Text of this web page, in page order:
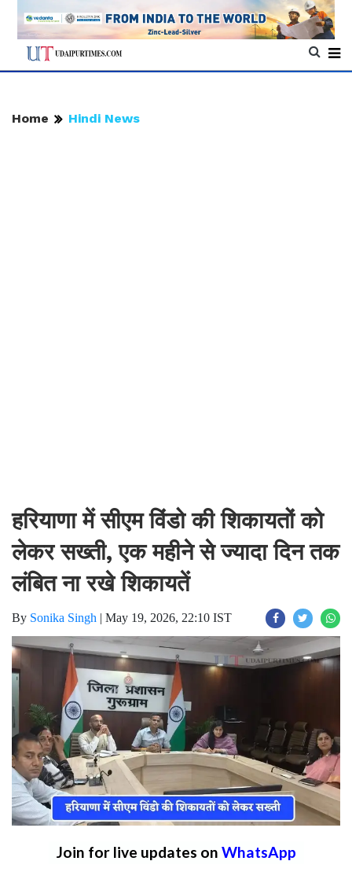
Home Hindi News
हरियाणा में सीएम विंडो की शिकायतों को
लेकर सख्ती, एक महीने से ज्यादा दिन तक
लंबित ना रखे शिकायतें
By Sonika Singh | May 19, 2026, 22:10 IST
Join for live updates on WhatsApp